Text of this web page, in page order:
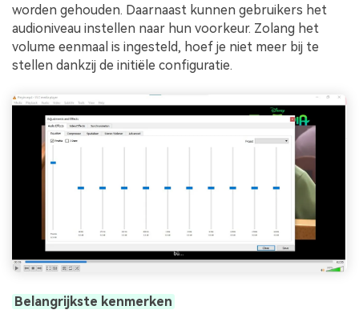
worden gehouden. Daarnaast kunnen gebruikers het
audioniveau instellen naar hun voorkeur. Zolang het
volume eenmaal is ingesteld, hoef je niet meer bij te
stellen dankzij de initiële configuratie.
Belangrijkste kenmerken